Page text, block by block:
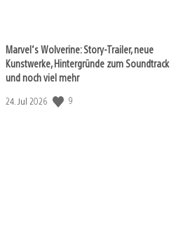
Marvel‘s Wolverine: Story-Trailer, neue
Kunstwerke, Hintergründe zum Soundtrack
und noch viel mehr
Veröffentlichungsdatum:
24. Jul 2026 9